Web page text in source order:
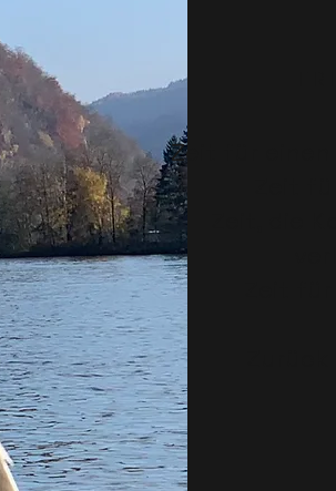
Zeit für